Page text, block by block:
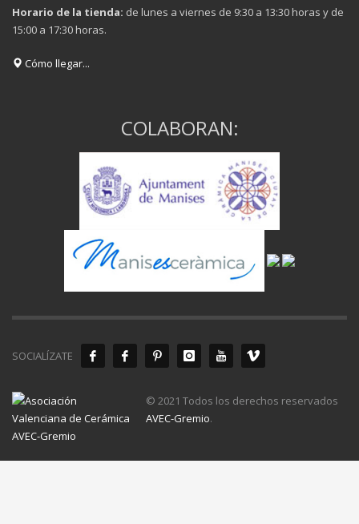
Horario de la tienda: de lunes a viernes de 9:30 a 13:30 horas y de
15:00 a 17:30 horas.
Cómo llegar...
COLABORAN:
SOCIALÍZATE
© 2021 Todos los derechos reservados
AVEC-Gremio.